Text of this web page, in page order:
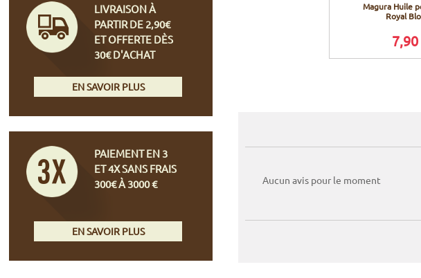
Magura Huile
Royal
Aucun avis pour le moment
LIVRAISON À
PARTIR DE 2,90€
ET OFFERTE DÈS
30€ D'ACHAT
EN SAVOIR PLUS
PAIEMENT EN 3
ET 4X SANS FRAIS
300€ À 3000 €
EN SAVOIR PLUS